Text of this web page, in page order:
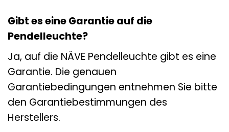
Gibt es eine Garantie auf die
Pendelleuchte?
Ja, auf die NÄVE Pendelleuchte gibt es eine
Garantie. Die genauen
Garantiebedingungen entnehmen Sie bitte
den Garantiebestimmungen des
Herstellers.